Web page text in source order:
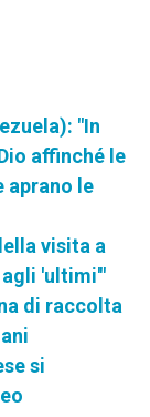
"In
affinché le
aprano le
visita a
'ultimi'"
di raccolta
si